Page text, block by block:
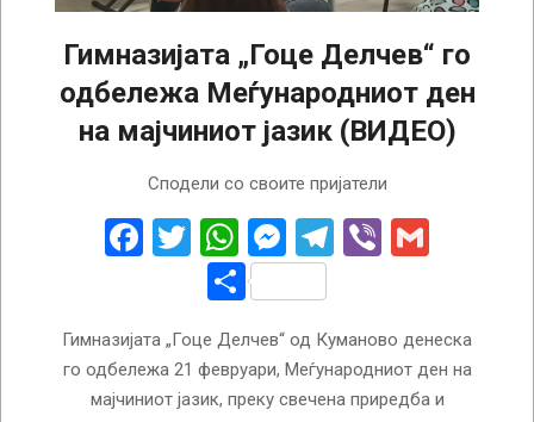
Гимназијата „Гоце Делчев“ го
одбележа Меѓународниот ден
на мајчиниот јазик (ВИДЕО)
Сподели со своите пријатели
Facebook
Twitter
WhatsApp
Messenger
Telegram
Viber
Share
Гимназијата „Гоце Делчев“ од Куманово денеска
го одбележа 21 февруари, Меѓународниот ден на
мајчиниот јазик, преку свечена приредба и